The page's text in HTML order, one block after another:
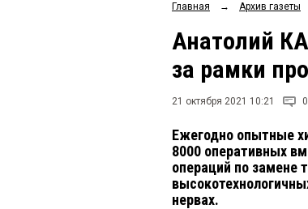
Главная → Архив газеты
Анатолий
за рамки
21 октября 2021 10:21 0
Ежегодно опытные
8000 оперативных
операций по замене
нервах.